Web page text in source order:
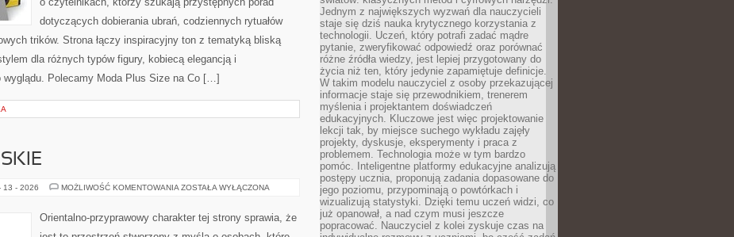
dotyczących dobierania ubrań, codziennych rytuałów
trików. Strona łączy inspiracyjny ton z tematyką bliską
dla różnych typów figury, kobiecą elegancją i
wyglądu. Polecamy Moda Plus Size na Co […]
13 - 2026 MOŻLIWOŚĆ KOMENTOWANIA PERFUMY
ZOSTAŁA WYŁĄCZONA
Orientalno-przyprawowy charakter tej strony sprawia, że
Jednym z największych wyzwań dla nauczycieli
staje się dziś nauka krytycznego korzystania z
technologii. Uczeń, który potrafi zadać mądre
pytanie, zweryfikować odpowiedź oraz porównać
różne źródła wiedzy, jest lepiej przygotowany do
życia niż ten, który jedynie zapamiętuje definicje.
W takim modelu nauczyciel z osoby przekazującej
informacje staje się przewodnikiem, trenerem
myślenia i projektantem doświadczeń
edukacyjnych. Kluczowe jest więc projektowanie
lekcji tak, by miejsce suchego wykładu zajęły
projekty, dyskusje, eksperymenty i praca z
problemem. Technologia może w tym bardzo
pomóc. Inteligentne platformy edukacyjne analizują
postępy ucznia, proponują zadania dopasowane do
jego poziomu, przypominają o powtórkach i
wizualizują statystyki. Dzięki temu uczeń widzi, co
już opanował, a nad czym musi jeszcze
popracować. Nauczyciel z kolei zyskuje czas na